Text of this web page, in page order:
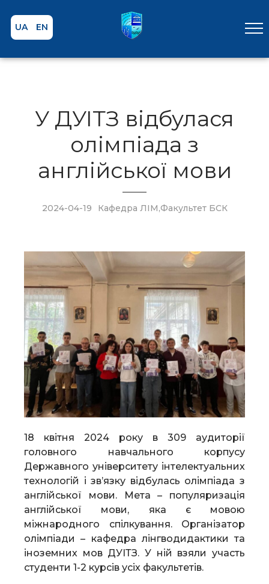
UA EN
У ДУІТЗ відбулася
олімпіада з
англійської мови
2024-04-19 Кафедра ЛІМ,Факультет БСК
18 квітня 2024 року в 309 аудиторії
головного навчального корпусу
Державного університету інтелектуальних
технологій і зв’язку відбулась олімпіада з
англійської мови. Мета – популяризація
англійської мови, яка є мовою
міжнародного спілкування. Організатор
олімпіади – кафедра лінгводидактики та
іноземних мов ДУІТЗ. У ній взяли участь
студенти 1-2 курсів усіх факультетів.